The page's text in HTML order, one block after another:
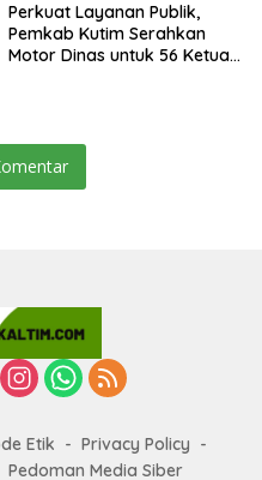
Perkuat Layanan Publik,
Pemkab Kutim Serahkan
Motor Dinas untuk 56 Ketua
Etik
Privacy Policy
Pedoman Media Siber